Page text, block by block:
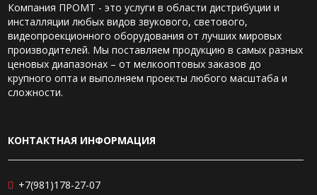
Компания ПРОМТ - это услуги в области дистрибуции и
инсталляции любых видов звукового, светового,
видеопроекционного оборудования от лучших мировых
производителей. Мы поставляем продукцию в самых разных
ценовых диапазонах – от мелкооптовых заказов до
крупного опта и выполняем проекты любого масштаба и
сложности.
КОНТАКТНАЯ ИНФОРМАЦИЯ
+7(981)178-27-07